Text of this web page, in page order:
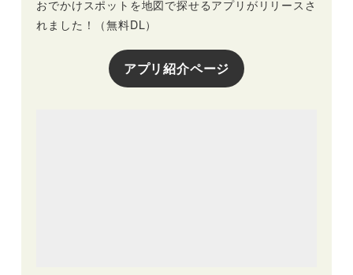
おでかけスポットを地図で探せるアプリがリリースさ
れました！（無料DL）
アプリ紹介ページ